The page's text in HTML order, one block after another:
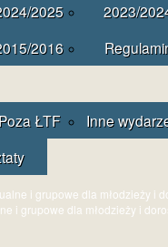
2025
2023/
2016
Poza ŁTF
Inne
i grupowe dla młodzieży i